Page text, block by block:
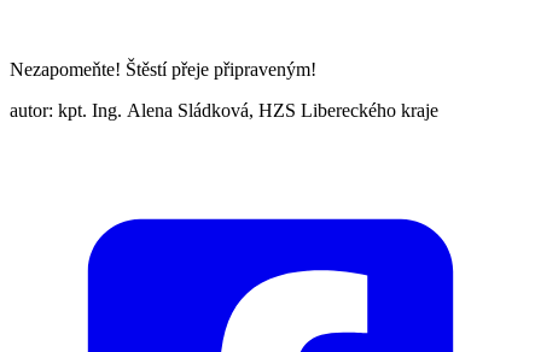
Nezapomeňte! Štěstí přeje připraveným!
autor: kpt. Ing. Alena Sládková, HZS Libereckého kraje